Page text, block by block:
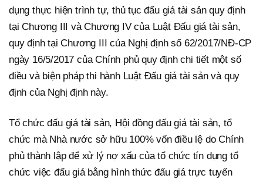
dụng thực hiện trình tự, thủ tục đấu giá tài sản quy định
tại Chương III và Chương IV của Luật Đấu giá tài sản,
quy định tại Chương III của Nghị định số 62/2017/NĐ-CP
ngày 16/5/2017 của Chính phủ quy định chi tiết một số
điều và biện pháp thi hành Luật Đấu giá tài sản và quy
định của Nghị định này.
Tổ chức đấu giá tài sản, Hội đồng đấu giá tài sản, tổ
chức mà Nhà nước sở hữu 100% vốn điều lệ do Chính
phủ thành lập để xử lý nợ xấu của tổ chức tín dụng tổ
chức việc đấu giá bằng hình thức đấu giá trực tuyến